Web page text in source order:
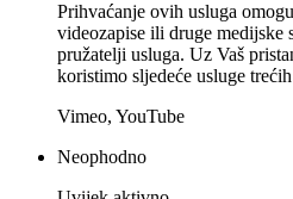
Prihvaćanje ovih usluga
videozapise ili druge medijske
pružatelji usluga. Uz Vaš
koristimo sljedeće usluge trećih
Vimeo, YouTube
Neophodno